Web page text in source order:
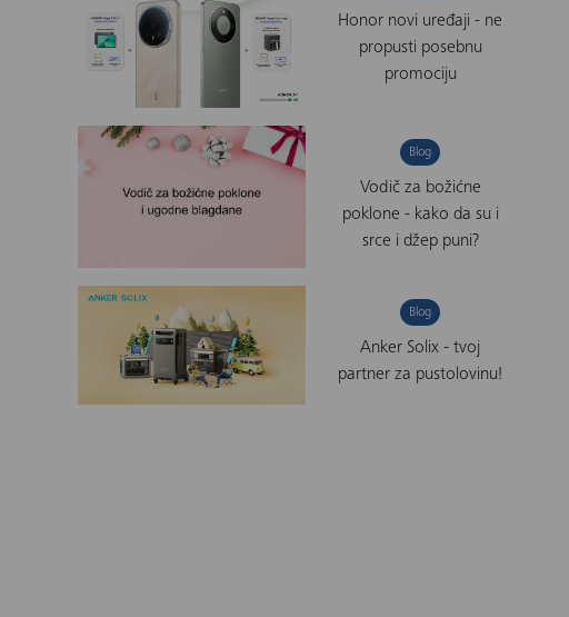
Honor novi uređaji - ne
propusti posebnu
promociju
Blog
Vodič za božićne
poklone - kako da su i
srce i džep puni?
Blog
Anker Solix - tvoj
partner za pustolovinu!